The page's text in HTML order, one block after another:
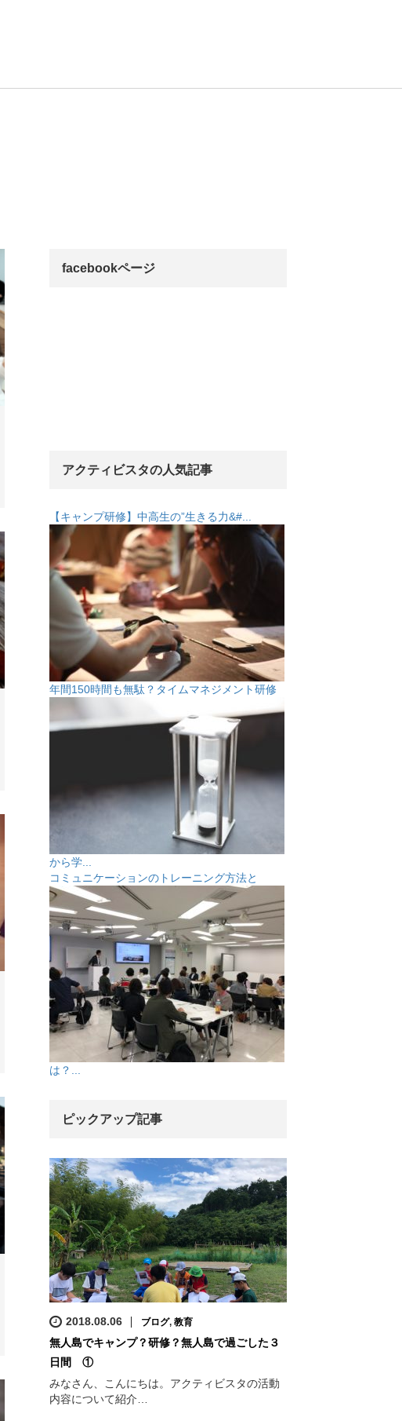
facebookページ
アクティビスタの人気記事
【キャンプ研修】中高生の”生きる力&#...
年間150時間も無駄？タイムマネジメント研修
から学...
コミュニケーションのトレーニング方法と
は？...
ピックアップ記事
2018.08.06 ブログ, 教育
無人島でキャンプ？研修？無人島で過ごした３
日間 ①
みなさん、こんにちは。アクティビスタの活動
内容について紹介…